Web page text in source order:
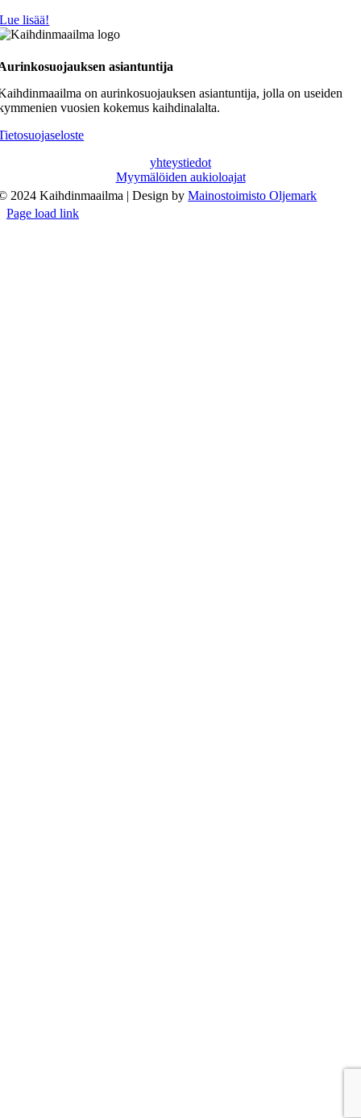
Lue lisää!
asiantuntija
on aurinkosuojauksen asiantuntija, jolla on useiden
vuosien kokemus kaihdinalalta.
yhteystiedot
Myymälöiden aukioloajat
2024 Kaihdinmaailma | Design byMainostoimisto Oljemark
Page load link